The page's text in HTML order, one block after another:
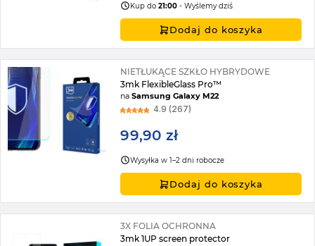
Kup do21:00 - Wyślemy dziś
Dodaj do koszyka
NIETŁUKĄCE SZKŁO HYBRYDOWE
3mk FlexibleGlass Pro™
naSamsung Galaxy M22
4.9 (267)
99,90 zł
Wysyłka w 1–2 dni robocze
Dodaj do koszyka
3X FOLIA OCHRONNA
3mk 1UP screen protector